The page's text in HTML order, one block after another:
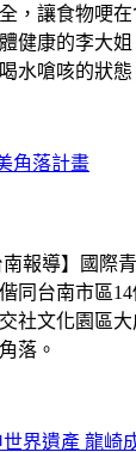
，讓食物哽
健康的李大
水嗆咳的狀態
角落計畫
南報導】國際
同台南市區
社文化園區
落。
界遺產 龍崎